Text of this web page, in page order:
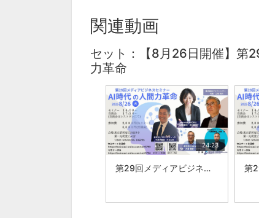
関連動画
セット：【8月26日開催】第
力革命
24:23
第29回メディアビジネスセミナー AI時代の人間力革命:|株式会社ブレインワークス 近藤 昇